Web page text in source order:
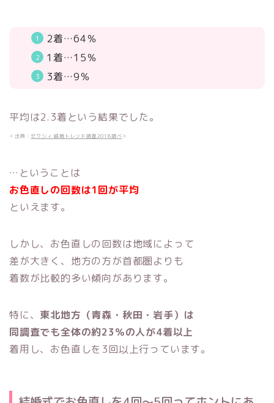
2着…64％
1着…15％
3着…9％
平均は2.3着という結果でした。
＜出典： ゼクシィ 結婚トレンド調査2018調べ ＞
…ということは
お色直しの回数は1回が平均
といえます。
しかし、お色直しの回数は地域によって
差が大きく、地方の方が首都圏よりも
着数が比較的多い傾向があります。
特に、 東北地方（青森・秋田・岩手）は
同調査でも全体の約23％の人が4着以上
着用し、お色直しを3回以上行っています。